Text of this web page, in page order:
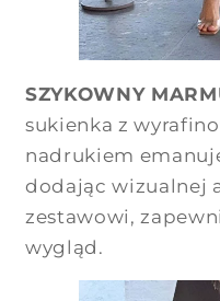
SZYKOWNY
sukienka z
nadrukiem
dodając wizualnej
zestawowi,
wygląd.